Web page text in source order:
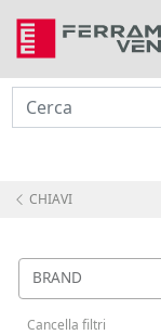
Cerca
CHIAVI
BRAND
Cancella filtri